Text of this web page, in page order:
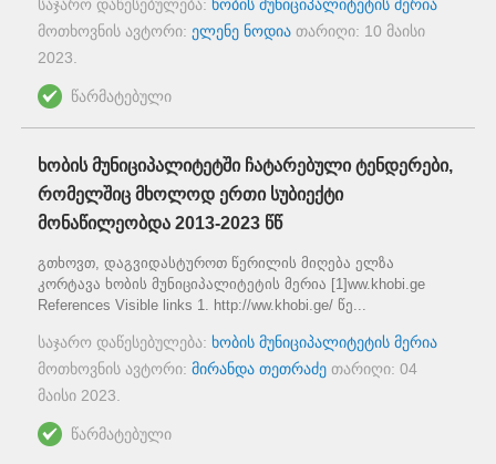
საჯარო დაწესებულება: ხობის მუნიციპალიტეტის მერია
მოთხოვნის ავტორი: ელენე ნოდია თარიღი: 10 მაისი
2023.
წარმატებული
ხობის მუნიციპალიტეტში ჩატარებული ტენდერები,
რომელშიც მხოლოდ ერთი სუბიექტი
მონაწილეობდა 2013-2023 წწ
გთხოვთ, დაგვიდასტუროთ წერილის მიღება ელზა
კორტავა ხობის მუნიციპალიტეტის მერია [1]ww.khobi.ge
References Visible links 1. http://ww.khobi.ge/ წე...
საჯარო დაწესებულება: ხობის მუნიციპალიტეტის მერია
მოთხოვნის ავტორი: მირანდა თეთრაძე თარიღი: 04
მაისი 2023.
წარმატებული